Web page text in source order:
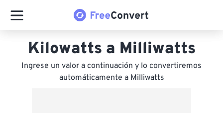
Kilowatts a Milliwatts
Ingrese un valor a continuación y lo convertiremos
automáticamente a Milliwatts